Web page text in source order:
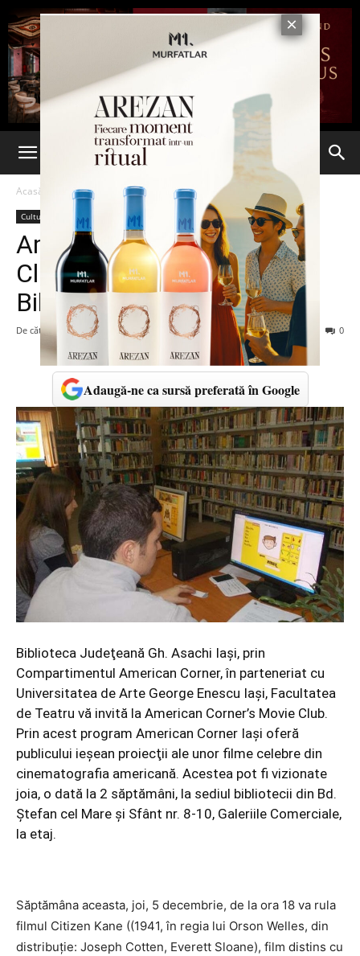
Acasă Cultură & Opinii
Cultură & Opinii
American Corner’s Movie
Club. „Cetățeanul Kane”, la
Biblioteca Județeană Iași
De către 3 decembrie 2013 0
Adaugă-ne ca sursă preferată în Google
Biblioteca Judeţeană Gh. Asachi Iaşi, prin
Compartimentul American Corner, în parteneriat cu
Universitatea de Arte George Enescu Iaşi, Facultatea
de Teatru vă invită la American Corner’s Movie Club.
Prin acest program American Corner Iaşi oferă
publicului ieşean proiecţii ale unor filme celebre din
cinematografia americană. Acestea pot fi vizionate
joia, o dată la 2 săptămâni, la sediul bibliotecii din Bd.
Ştefan cel Mare şi Sfânt nr. 8-10, Galeriile Comerciale,
la etaj.
Săptămâna aceasta, joi, 5 decembrie, de la ora 18 va rula
filmul Citizen Kane ((1941, în regia lui Orson Welles, din
distribuţie: Joseph Cotten, Everett Sloane), film distins cu